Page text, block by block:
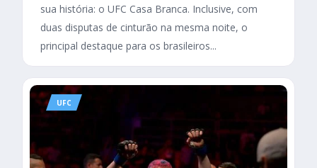
sua história: o UFC Casa Branca. Inclusive, com
duas disputas de cinturão na mesma noite, o
principal destaque para os brasileiros...
UFC